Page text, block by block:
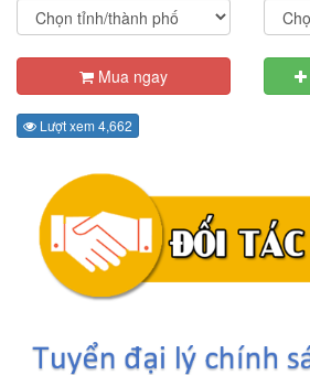
Mua ngay
Lượt xem 4,662